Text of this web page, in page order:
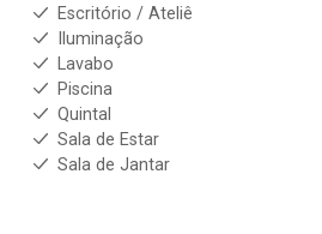
Escritório / Ateliê
Iluminação
Lavabo
Piscina
Quintal
Sala de Estar
Sala de Jantar